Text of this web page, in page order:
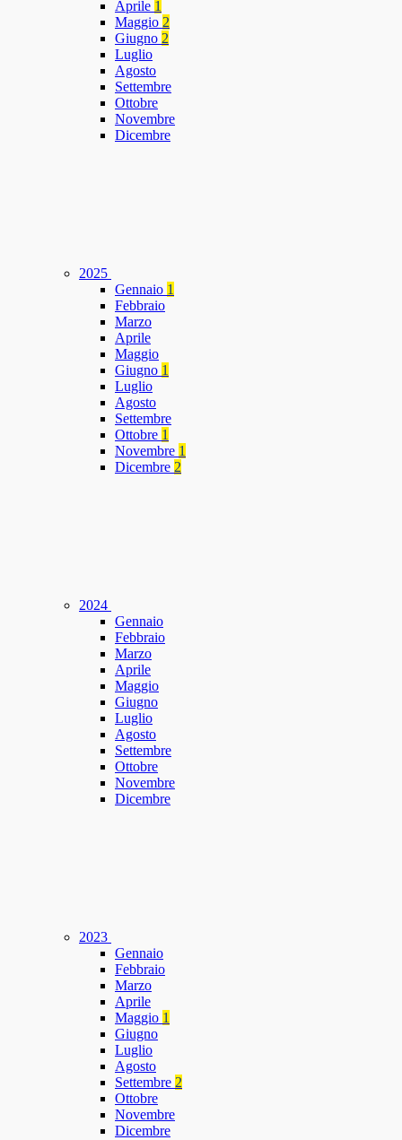
Aprile 1
Maggio 2
Giugno 2
Luglio
Agosto
Settembre
Ottobre
Novembre
Dicembre
2025
Gennaio 1
Febbraio
Marzo
Aprile
Maggio
Giugno 1
Luglio
Agosto
Settembre
Ottobre 1
Novembre 1
Dicembre 2
2024
Gennaio
Febbraio
Marzo
Aprile
Maggio
Giugno
Luglio
Agosto
Settembre
Ottobre
Novembre
Dicembre
2023
Gennaio
Febbraio
Marzo
Aprile
Maggio 1
Giugno
Luglio
Agosto
Settembre 2
Ottobre
Novembre
Dicembre